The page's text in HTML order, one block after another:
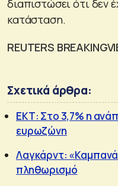
διαπιστώσει ότι δεν
κατάσταση.
REUTERS
Σχετικά άρθρα:
ΕΚΤ: Στο 3,7% η
ευρωζώνη
Λαγκάρντ:
πληθωρισμό